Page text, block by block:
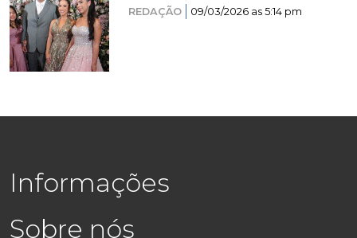
REDAÇÃO 09/03/2026 as 5:14 pm
Informações
Sobre nós